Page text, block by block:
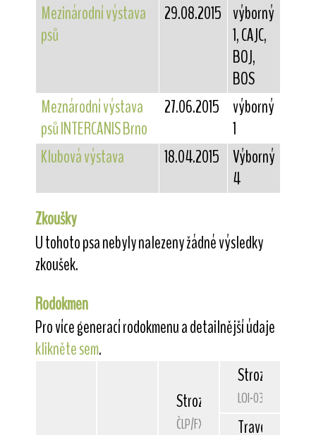
Mezinárodní výstava
psů
29.08.2015 výborný
1, CAJC,
BOJ,
BOS
Meznárodní výstava
psů INTERCANIS Brno
27.06.2015
výborný
1
Klubová výstava
18.04.2015 Výborný
4
Zkoušky
U tohoto psa nebyly nalezeny žádné výsledky
zkoušek.
Rodokmen
Pro více generací rodokmenu a detailnější údaje
klikněte sem.
StrozzavolpeKapjroyale
ČLP/FXD/36275
Strozzavolpe
LOI-03/29981
Travella